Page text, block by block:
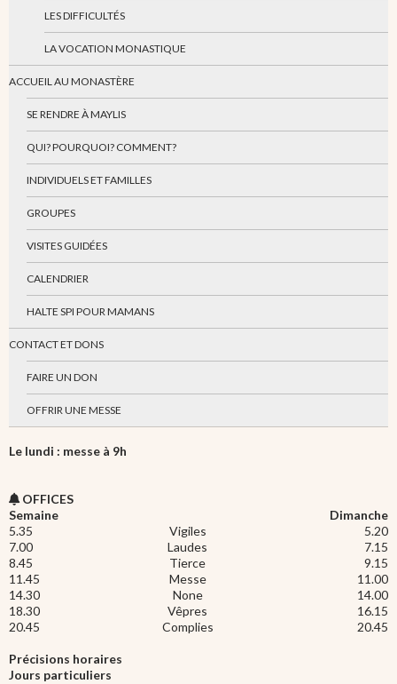
LES DIFFICULTÉS
LA VOCATION MONASTIQUE
ACCUEIL AU MONASTÈRE
SE RENDRE À MAYLIS
QUI? POURQUOI? COMMENT?
INDIVIDUELS ET FAMILLES
GROUPES
VISITES GUIDÉES
CALENDRIER
HALTE SPI POUR MAMANS
CONTACT ET DONS
FAIRE UN DON
OFFRIR UNE MESSE
Le lundi : messe à 9h
OFFICES
Semaine
Dimanche
5.35
Vigiles
5.20
7.00
Laudes
7.15
8.45
Tierce
9.15
11.45
Messe
11.00
14.30
None
14.00
18.30
Vêpres
16.15
20.45
Complies 20.45
Précisions horaires
Jours particuliers